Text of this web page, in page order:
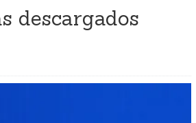
descargados